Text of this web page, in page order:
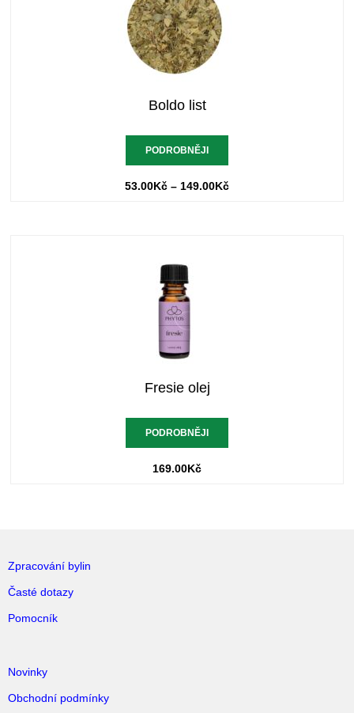
Boldo list
PODROBNĚJI
53.00Kč – 149.00Kč
Fresie olej
PODROBNĚJI
169.00Kč
Zpracování bylin
Časté dotazy
Pomocník
Novinky
Obchodní podmínky